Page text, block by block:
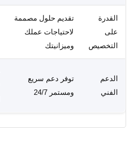
القدرة
على
التخصيص
تقديم حلول مصممة
لاحتياجات عملك
وميزانيتك
الدعم
الفني
توفر دعم سريع
ومستمر 24/7